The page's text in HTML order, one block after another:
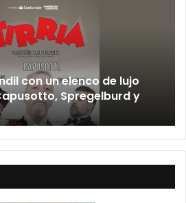
con un elenco de lujo
Spregelburd y